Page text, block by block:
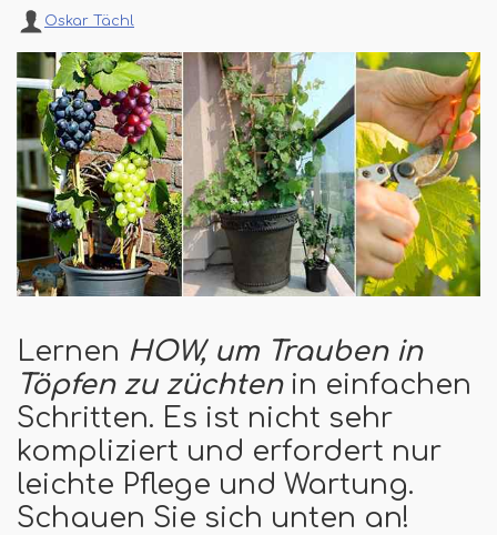
Oskar Tächl
Lernen HOW, um Trauben in
Töpfen zu züchtenin einfachen
Schritten. Es ist nicht sehr
kompliziert und erfordert nur
leichte Pflege und Wartung.
Schauen Sie sich unten an!